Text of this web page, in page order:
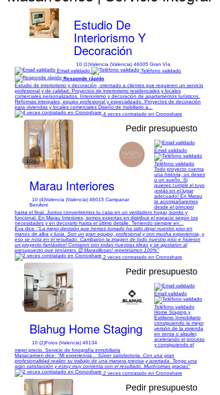
Estudio De
Interiorismo Y
Decoración
10 (1)Valencia (Valencia) 46005 Gran Vía
Email validado
Teléfono validado
Responde rápido
Estudio de interiorismo y decoración, orientado a clientes que requieren un servicio
profesional y de calidad. Proyectos de interiorismo residenciales y locales
comerciales personalizados. Interiorismo y decoración de apartamentos turísticos.
Reformas integrales, equipo profesional y especializado. Proyectos de decoración
para viviendas y locales comerciales Diseño de mobiliario a...
4 veces contratado en Cronoshare
1/20
Pedir presupuesto
Marau Interiores
10 (4)Valencia (Valencia) 46015 Campanar
Beniferri
Email validado
Teléfono validado
Todo proyecto cuenta
una historia, un deseo
o un sueño. Si
quieres cumplir el tuyo
¡estás en el lugar
adecuado! En Marau
te acompañaremos
desde el principio
hasta el final. Juntos convertiremos tu casa en un verdadero hogar, bonito y
funcional. En Marau Interiores, somos expertas en distribuir el espacio según tus
necesidades y en decorarlo hasta el último detalle. Teniendo siempre en...
Eva dice: "La mejor decisión que hemos tomado ha sido dejar nuestro piso en
manos de alba y lucia. Son un gran equipo, profesional y con mucha experiencia, y
eso se nota en el resultado. Cambiaron la imagen de todo nuestro piso e hicieron
un proyecto fantástico! Contaron con todas nuestras ideas y se ajustaron al
presupuesto que teníamos 😊 Maravillosas! repetiríamos 100%"
2 veces contratado en Cronoshare
1/9
Pedir presupuesto
Blahug Home Staging
10 (2)Foios (Valencia) 46134
Email validado
Teléfono validado
Home Staging y
Estilismo Inmobiliario
consiguiendo la mejor
versión de la vivienda
en venta o alquiler,
acelerando el proceso
y consiguiendo el
mejor precio. Servicio de fotografía inmobiliaria
Mariacarmen dice: "Mi experiencia... Súper satisfactoria. Con una gran
profesionalidad realizo su trabajo de una manera precisa y acertada. Tengo una
gran satisfacción y estoy muy contenta con el resultado. Muchísimas gracias"
2 veces contratado en Cronoshare
Pedir presupuesto